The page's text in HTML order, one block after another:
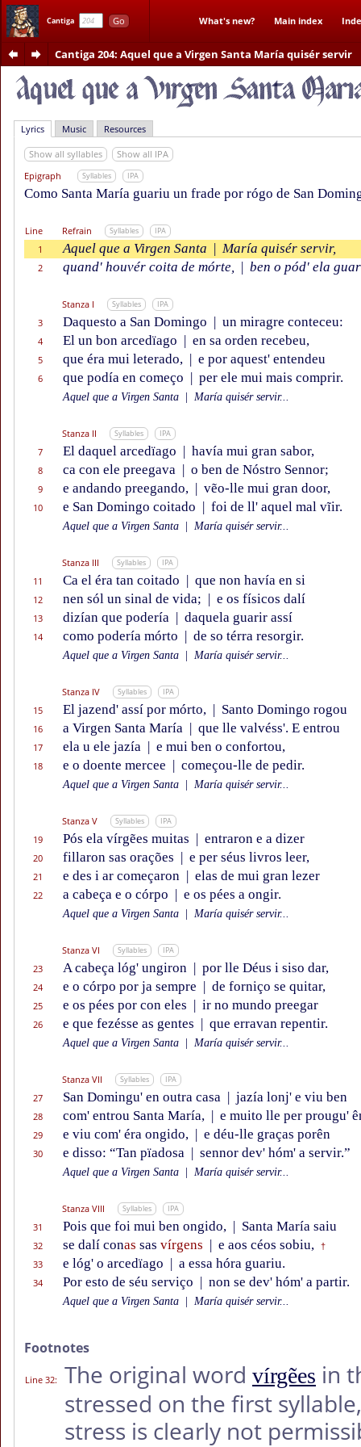
Cantiga Go What's new? Main index
Cantiga 204: Aquel que a Virgen Santa María quisér servir
Lyrics Music Resources
Show all syllables
Show all IPA
Epigraph
Syllables IPA
Como Santa María guariu un frade por rógo de San
Line Refrain Syllables IPA
1 Aquel que a Virgen Santa | María quisér servir,
2 quand' houvér coita de mórte, | ben o pód' ela
Stanza I Syllables IPA
3 Daquesto a San Domingo | un miragre conteceu:
4 El un bon arcedïago | en sa orden recebeu,
5 que éra mui leterado, | e por aquest' entendeu
6 que podía en começo | per ele mui mais comprir.
Aquel que a Virgen Santa María quisér servir...
Stanza II Syllables IPA
7 El daquel arcedïago | havía mui gran sabor,
8 ca con ele preegava | o ben de Nóstro Sennor;
9 e andando preegando, | vẽo-lle mui gran door,
10 e San Domingo coitado | foi de ll' aquel mal vĩir.
Aquel que a Virgen Santa María quisér servir...
Stanza III Syllables IPA
11 Ca el éra tan coitado | que non havía en si
12 nen sól un sinal de vida; | e os físicos dalí
13 dizían que podería | daquela guarir assí
14 como podería mórto | de so térra resorgir.
Aquel que a Virgen Santa María quisér servir...
Stanza IV Syllables IPA
15 El jazend' assí por mórto, | Santo Domingo rogou
16 a Virgen Santa María | que lle valvéss'. E entrou
17 ela u ele jazía | e mui ben o confortou,
18 e o doente mercee | começou-lle de pedir.
Aquel que a Virgen Santa María quisér servir...
Stanza V Syllables IPA
19 Pós ela vírgẽes muitas | entraron e a dizer
20 fillaron sas orações | e per séus livros leer,
21 e des i ar começaron | elas de mui gran lezer
22 a cabeça e o córpo | e os pées a ongir.
Aquel que a Virgen Santa María quisér servir...
Stanza VI Syllables IPA
23 A cabeça lóg' ungiron | por lle Déus i siso dar,
24 e o córpo por ja sempre | de forniço se quitar,
25 e os pées por con eles | ir no mundo preegar
26 e que fezésse as gentes | que erravan repentir.
Aquel que a Virgen Santa María quisér servir...
Stanza VII Syllables IPA
27 San Domingu' en outra casa | jazía lonj' e viu ben
28 com' entrou Santa María, | e muito lle per prougu'
29 e viu com' éra ongido, | e déu-lle graças porên
30 e disso: “Tan pïadosa | sennor dev' hóm' a servir.”
Aquel que a Virgen Santa María quisér servir...
Stanza VIII Syllables IPA
31 Pois que foi mui ben ongido, | Santa María saiu
32 se dalí conas sas vírgens | e aos céos sobiu, †
33 e lóg' o arcedïago | a essa hóra guariu.
34 Por esto de séu serviço | non se dev' hóm' a partir.
Aquel que a Virgen Santa María quisér servir...
Footnotes
Line 32: The original word vírgẽes in
stressed on the first
stress is clearly not